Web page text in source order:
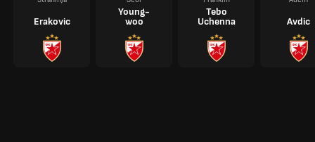
Erakovic
Young-
woo
Tebo
Uchenna
Avdic